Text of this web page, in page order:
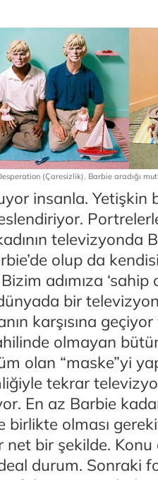
(Çaresizlik). Barbie aradığı
insanla. Yetişkin
televizyonda
olup da
adımıza ‘sahip
bir
karşısına
olmayan
olan “maske”yi
tekrar
En az Barbie
birlikte olması
bir şekilde.
durum. Sonraki